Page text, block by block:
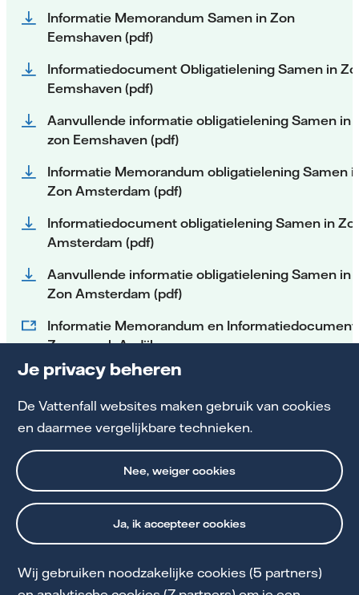
Je privacy beheren
De Vattenfall websites maken gebruik van cookies
en daarmee vergelijkbare technieken.
Ja, ik accepteer cookies
Nee, weiger cookies
Wij gebruiken noodzakelijke cookies (5 partners)
Informatie Memorandum Samen in Zon
Eemshaven (pdf)
Informatiedocument Obligatielening Samen in
Eemshaven (pdf)
Aanvullende informatie obligatielening Samen in
zon Eemshaven (pdf)
Informatie Memorandum obligatielening Samen
Zon Amsterdam (pdf)
Informatiedocument obligatielening Samen in
Amsterdam (pdf)
Aanvullende informatie obligatielening Samen in
Zon Amsterdam (pdf)
Informatie Memorandum en Informatiedocument
Zonnepark Aadijk
Informatie Memorandum en Informatiedocument